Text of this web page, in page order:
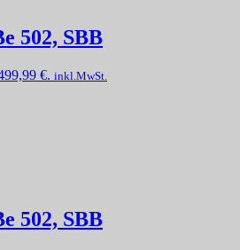
502, SBB
€. inkl.MwSt.
502, SBB